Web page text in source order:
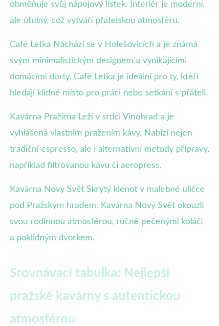
obměňuje svůj nápojový lístek. Interiér je moderní,
ale útulný, což vytváří přátelskou atmosféru.
Café Letka Nachází se v Holešovicích a je známá
svým minimalistickým designem a vynikajícími
domácími dorty. Café Letka je ideální pro ty, kteří
hledají klidné místo pro práci nebo setkání s přáteli.
Kavárna Pražírna Leží v srdci Vinohrad a je
vyhlášená vlastním pražením kávy. Nabízí nejen
tradiční espresso, ale i alternativní metody přípravy,
například filtrovanou kávu či aeropress.
Kavárna Nový Svět Skrytý klenot v malebné uličce
pod Pražským hradem. Kavárna Nový Svět okouzlí
svou rodinnou atmosférou, ručně pečenými koláči
a poklidným dvorkem.
Srovnávací tabulka: Nejlepší
pražské kavárny s autentickou
atmosférou